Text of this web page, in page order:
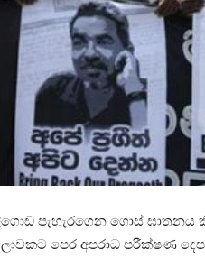
පැහැරගෙන ගොස් ඝාතනය
පෙර අපරාධ පරීක්ෂණ